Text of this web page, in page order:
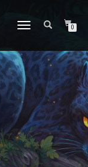
DÉPLIER/REPLIER
0